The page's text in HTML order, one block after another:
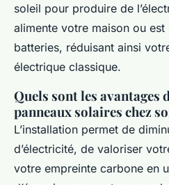
soleil pour produire de
alimente votre maison ou
batteries, réduisant ainsi
électrique classique.
Quels sont les avantages
panneaux solaires chez
L’installation permet de
d’électricité, de valoriser
votre empreinte carbone en